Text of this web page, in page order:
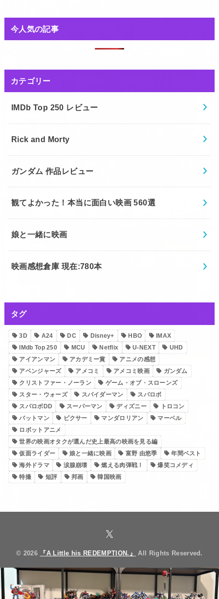
今人気の記事
カテゴリー
IMDb Top 250 レビュー
Rick and Morty
ガンダム 作品レビュー
観てよかった！本当に面白い映画 560選
娘と一緒に映画
映画感想倉庫 現在:780本
タグ
3D A24 DC Disney+ HBO
IMAX
IMdb Top 250
MCU Netflix U-NEXT
UHD
アイアンマン
アカデミー賞
アニメの感想
アベンジャーズ
アメコミ アメコミ映画
ガンダム
クリストファー・ノーラン
ゲーム・オブ・スローンズ
スター・ウォーズ
スパイダーマン
スパロボ
スパロボDD
スーパーマン ディズニー
トロコン
バットマン
ピクサー マンダロリアン
マーベル
ロボットアニメ
世界の映画オタクが選んだ史上最高の映画を見る編
仮面ライダー
娘と一緒に映画 富野 由悠季
年間ベスト
海外ドラマ
涙腺崩壊 燃える肉弾戦！
爆笑コメディ
特撮
短評 邦画 韓国映画
© 2026 『A Little his REDEMPTION.』 All Rights Reserved.